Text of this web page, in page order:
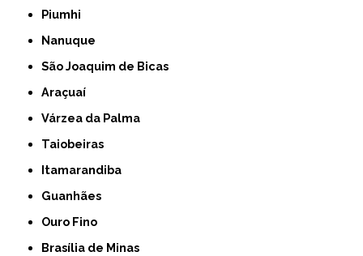
Piumhi
Nanuque
São Joaquim de Bicas
Araçuaí
Várzea da Palma
Taiobeiras
Itamarandiba
Guanhães
Ouro Fino
Brasília de Minas